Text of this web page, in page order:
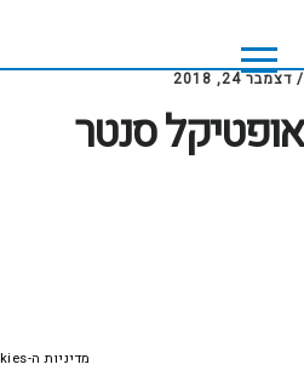
main
content
footer
/ דצמבר 24, 2018
אופטיקל סנטר
מדיניות ה-Cookies